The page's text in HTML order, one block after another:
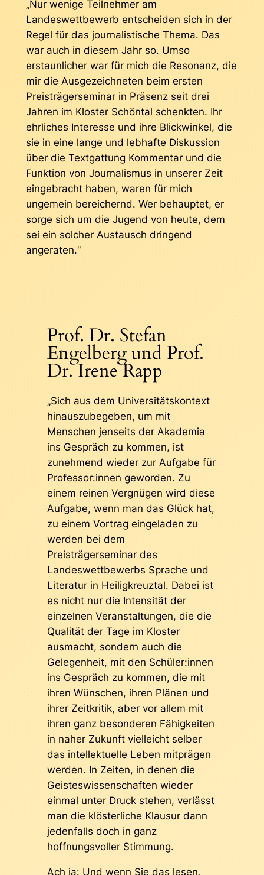
„Nur wenige Teilnehmer am
Landeswettbewerb entscheiden sich in der
Regel für das journalistische Thema. Das
war auch in diesem Jahr so. Umso
erstaunlicher war für mich die Resonanz, die
mir die Ausgezeichneten beim ersten
Preisträgerseminar in Präsenz seit drei
Jahren im Kloster Schöntal schenkten. Ihr
ehrliches Interesse und ihre Blickwinkel, die
sie in eine lange und lebhafte Diskussion
über die Textgattung Kommentar und die
Funktion von Journalismus in unserer Zeit
eingebracht haben, waren für mich
ungemein bereichernd. Wer behauptet, er
sorge sich um die Jugend von heute, dem
sei ein solcher Austausch dringend
angeraten.“
Prof. Dr. Stefan
Engelberg und Prof.
Dr. Irene Rapp
„Sich aus dem Universitätskontext
hinauszubegeben, um mit
Menschen jenseits der Akademia
ins Gespräch zu kommen, ist
zunehmend wieder zur Aufgabe für
Professor:innen geworden. Zu
einem reinen Vergnügen wird diese
Aufgabe, wenn man das Glück hat,
zu einem Vortrag eingeladen zu
werden bei dem
Preisträgerseminar des
Landeswettbewerbs Sprache und
Literatur in Heiligkreuztal. Dabei ist
es nicht nur die Intensität der
einzelnen Veranstaltungen, die die
Qualität der Tage im Kloster
ausmacht, sondern auch die
Gelegenheit, mit den Schüler:innen
ins Gespräch zu kommen, die mit
ihren Wünschen, ihren Plänen und
ihrer Zeitkritik, aber vor allem mit
ihren ganz besonderen Fähigkeiten
in naher Zukunft vielleicht selber
das intellektuelle Leben mitprägen
werden. In Zeiten, in denen die
Geisteswissenschaften wieder
einmal unter Druck stehen, verlässt
man die klösterliche Klausur dann
jedenfalls doch in ganz
hoffnungsvoller Stimmung.
Ach ja: Und wenn Sie das lesen,